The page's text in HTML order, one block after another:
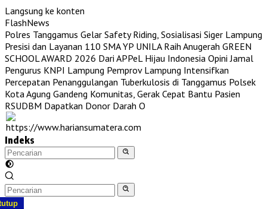
Langsung ke konten
FlashNews
Polres Tanggamus Gelar Safety Riding, Sosialisasi Siger Lampung
Presisi dan Layanan 110 SMA YP UNILA Raih Anugerah GREEN
SCHOOL AWARD 2026 Dari APPeL Hijau Indonesia Opini Jamal
Pengurus KNPI Lampung Pemprov Lampung Intensifkan
Percepatan Penanggulangan Tuberkulosis di Tanggamus Polsek
Kota Agung Gandeng Komunitas, Gerak Cepat Bantu Pasien
RSUDBM Dapatkan Donor Darah O
Indeks